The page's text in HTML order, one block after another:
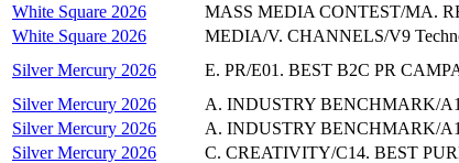
White Square 2026
MASS MEDIA CONTEST/MA.
White Square 2026
MEDIA/V. CHANNELS/V9
Silver Mercury 2026
E. PR/E01. BEST B2C PR
Silver Mercury 2026
A. INDUSTRY BENCHMARK/
Silver Mercury 2026
A. INDUSTRY BENCHMARK/
Silver Mercury 2026
C. CREATIVITY/C14. BEST